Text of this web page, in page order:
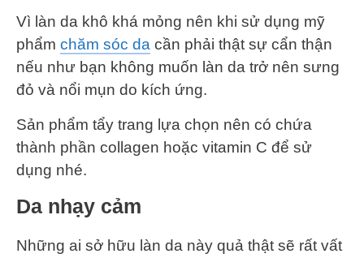
Vì làn da khô khá mỏng nên khi sử dụng mỹ
phẩm chăm sóc da cần phải thật sự cẩn thận
nếu như bạn không muốn làn da trở nên sưng
đỏ và nổi mụn do kích ứng.
Sản phẩm tẩy trang lựa chọn nên có chứa
thành phần collagen hoặc vitamin C để sử
dụng nhé.
Da nhạy cảm
Những ai sở hữu làn da này quả thật sẽ rất vất